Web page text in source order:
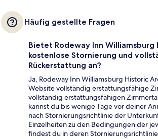
Häufig gestellte Fragen
Bietet Rodeway Inn Williamsburg
kostenlose Stornierung und
Rückerstattung an?
Ja, Rodeway Inn Williamsburg Historic
Website vollständig erstattungsfähige
vollständig erstattungsfähigen
kannst du bis wenige Tage vor deiner
nach Stornierungsrichtlinie der
Einzelheiten zu den Bedingungen der
findest du in deren